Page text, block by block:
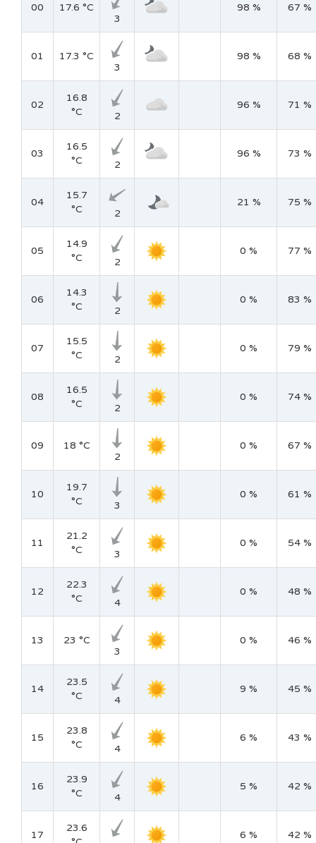
00
17.6 °C
3
98 % 67 %
01
17.3 °C
3
98 % 68 %
02
16.8
°C
2
96 % 71 %
03
16.5
°C
2
96 % 73 %
04
15.7
°C
2
21 % 75 %
05
14.9
°C
2
0 % 77 %
06
14.3
°C
2
0 % 83 %
07
15.5
°C
2
0 % 79 %
08
16.5
°C
2
0 % 74 %
09
18 °C
2
0 % 67 %
10
19.7
°C
3
0 % 61 %
11
21.2
°C
3
0 % 54 %
12
22.3
°C
4
0 % 48 %
13
23 °C
3
0 % 46 %
14
23.5
°C
4
9 % 45 %
15
23.8
°C
4
6 % 43 %
16
23.9
°C
4
5 % 42 %
17
23.6
6 % 42 %